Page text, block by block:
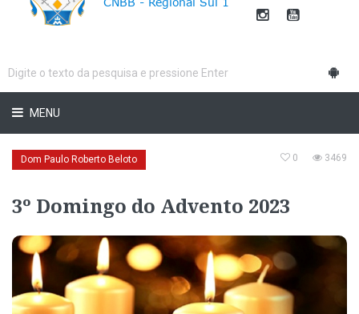
MENU
Dom Paulo Roberto Beloto 0 3469
3º Domingo do Advento 2023